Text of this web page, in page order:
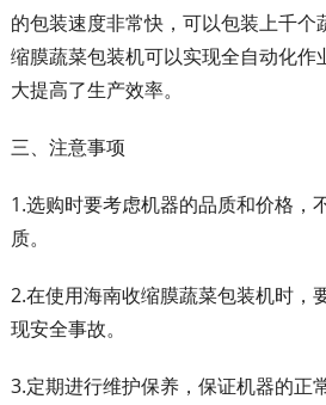
的包装速度非常快，可以包装上千个
缩膜蔬菜包装机可以实现全自动化作
大提高了生产效率。
三、注意事项
1.选购时要考虑机器的品质和价格，
质。
2.在使用海南收缩膜蔬菜包装机时，
现安全事故。
3.定期进行维护保养，保证机器的正